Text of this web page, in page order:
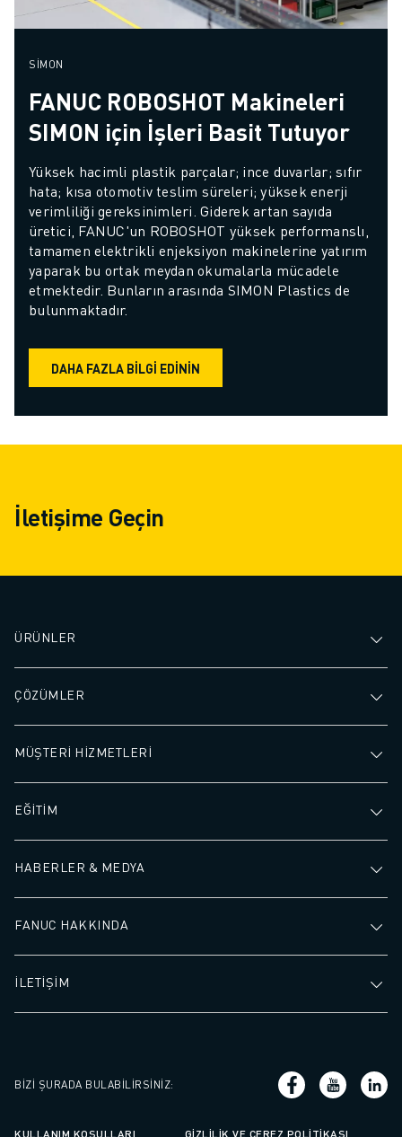
SIMON
FANUC ROBOSHOT Makineleri
SIMON için İşleri Basit Tutuyor
Yüksek hacimli plastik parçalar; ince duvarlar; sıfır
hata; kısa otomotiv teslim süreleri; yüksek enerji
verimliliği gereksinimleri. Giderek artan sayıda
üretici, FANUC'un ROBOSHOT yüksek performanslı,
tamamen elektrikli enjeksiyon makinelerine yatırım
yaparak bu ortak meydan okumalarla mücadele
etmektedir. Bunların arasında SIMON Plastics de
bulunmaktadır.
DAHA FAZLA BILGI EDININ
İletişime Geçin
ÜRÜNLER
ÇÖZÜMLER
MÜŞTERİ HİZMETLERİ
EĞİTİM
HABERLER & MEDYA
FANUC HAKKINDA
İLETİŞİM
BIZI ŞURADA BULABILIRSINIZ:
KULLANIM KOŞULLARI GIZLILIK VE ÇEREZ POLITIKASI